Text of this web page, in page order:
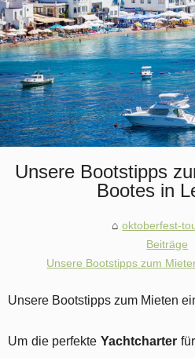
Unsere Bootstipps
Bootes in
oktoberfest-
Beiträge
Unsere Bootstipps zum
Unsere Bootstipps zum Mieten
Um die perfekteYachtcharter